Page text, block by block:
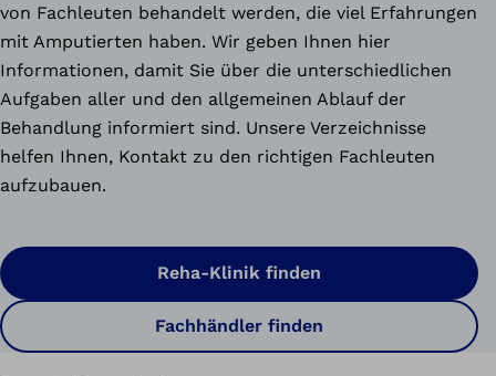
von Fachleuten behandelt werden, die viel Erfahrungen
mit Amputierten haben. Wir geben Ihnen hier
Informationen, damit Sie über die unterschiedlichen
Aufgaben aller und den allgemeinen Ablauf der
Behandlung informiert sind. Unsere Verzeichnisse
helfen Ihnen, Kontakt zu den richtigen Fachleuten
aufzubauen.
Reha-Klinik finden
Fachhändler finden